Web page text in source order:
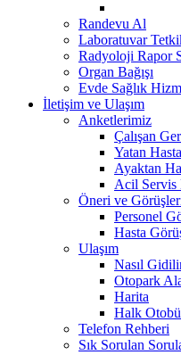
Randevu Al
Laboratuvar
Radyoloji Rapor
Organ Bağışı
Evde Sağlık
İletişim ve Ulaşım
Anketlerimiz
Çalışan
Yatan
Ayaktan
Acil Servis
Öneri ve
Personel
Hasta
Ulaşım
Nasıl
Otopark
Harita
Halk
Telefon Rehberi
Sık Sorulan